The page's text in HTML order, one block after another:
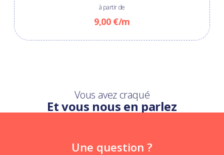
à partir de
9,00 €/m
Vous avez craqué
Et vous nous en parlez
Une question ?